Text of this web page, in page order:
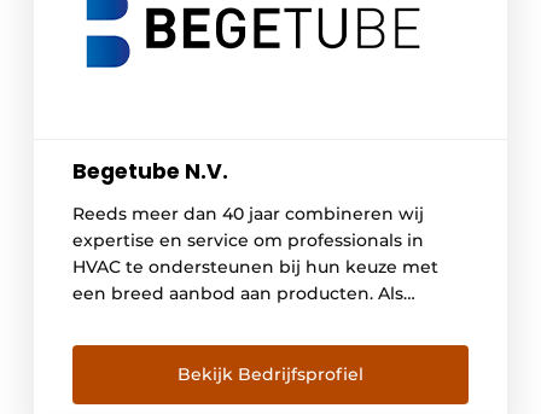
Begetube N.V.
Reeds meer dan 40 jaar combineren wij
expertise en service om professionals in
HVAC te ondersteunen bij hun keuze met
een breed aanbod aan producten. Als
we onze klanten: Grote verscheidenheid aan
installatie materialen voor CV, sanitair,
vloerverwarming, ventilatie en koelplafonds.
Bekijk Bedrijfsprofiel